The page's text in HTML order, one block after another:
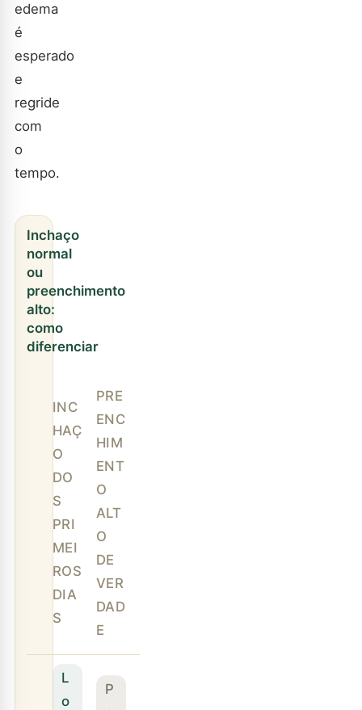
edema
é
esperado
e
regride
com
o
tempo.
Inchaço
normal
ou
preenchimento
alto:
como
diferenciar
INC
HAÇ
O
DO
S
PRI
MEI
ROS
DIA
S
PRE
ENC
HIM
ENT
O
ALT
O
DE
VER
DAD
E
L
o
P